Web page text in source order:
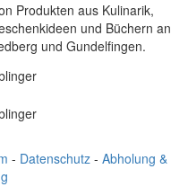
Produkten aus Kulinarik,
und Büchern an
und Gundelfingen.
- Datenschutz - Abholung &